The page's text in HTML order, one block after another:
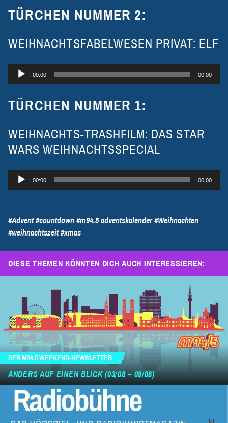
TÜRCHEN NUMMER 2:
WEIHNACHTSFABELWESEN PRIVAT: ELF
Audio-
00:00 00:00
TÜRCHEN NUMMER 1:
WEIHNACHTS-TRASHFILM: DAS STAR
WARS WEIHNACHTSSPECIAL
Audio-
00:00 00:00
#Advent #countdown #m94.5 adventskalender #Weihnachten
#weihnachtszeit #xmas
DIESE THEMEN KÖNNTEN DICH AUCH INTERESSIEREN:
DER M94.5 WEEKEND-NEWSLETTER
ANDERS AUF EINEN BLICK (03/08 – 09/08)